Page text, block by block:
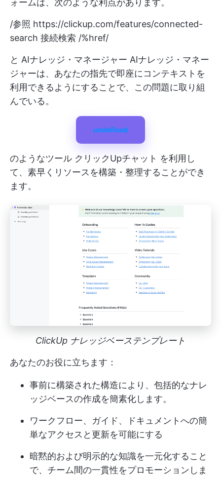
ォームは、次のような利点があります。
/参照 https://clickup.com/features/connected-
search 接続検索 /%href/
と AIナレッジ・マネージャー AIナレッジ・マネー
ジャーは、あなたの指先で即座にコンテキストを
利用できるようにすることで、この問題に取り組
んでいる。
undefined
のようなツール クリックUpチャット を利用し
て、素早くリソースを構築・整理することができ
ます。
ClickUp ナレッジベーステンプレート
あなたのお役に立ちます：
事前に構築された構造により、包括的なナレ
ッジベースの作成を簡素化します。
ワークフロー、ガイド、ドキュメントへの簡
単なアクセスと更新を可能にする
暗黙的および明示的な知識を一元化すること
で、チーム間の一貫性をプロモーションしま